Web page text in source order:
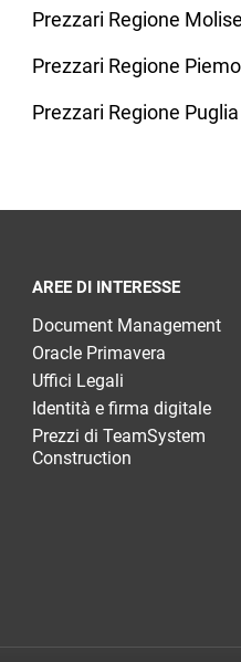
Prezzari Regione Molise
Prezzari Regione
Prezzari Regione Puglia
AREE DI INTERESSE
Document Management
Oracle Primavera
Uffici Legali
Identità e firma digitale
Prezzi di TeamSystem
Construction